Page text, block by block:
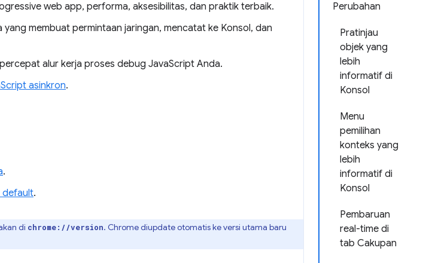
Perubahan
Pratinjau
objek yang
lebih
informatif di
Konsol
Menu
pemilihan
konteks yang
lebih
informatif di
Konsol
Pembaruan
real-time di
tab Cakupan
web app, performa, aksesibilitas, dan praktik terbaik.
yang membuat permintaan jaringan, mencatat ke Konsol, dan
alur kerja proses debug JavaScript Anda.
asinkron.
.
default.
di chrome://version. Chrome diupdate otomatis ke versi utama baru